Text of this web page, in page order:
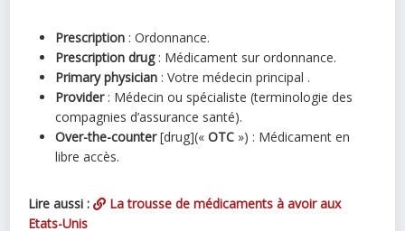
Prescription : Ordonnance.
Prescription drug: Médicament sur ordonnance.
Primary physician : Votre médecin principal .
Provider: Médecin ou spécialiste (terminologie des
compagnies d’assurance santé).
Over-the-counter[drug](«OTC ») : Médicament en
libre accès.
Lire aussi :
La trousse de médicaments à avoir aux
Etats-Unis